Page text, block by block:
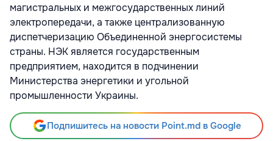
магистральных и межгосударственных линий
электропередачи, а также централизованную
диспетчеризацию Объединенной энергосистемы
страны. НЭК является государственным
предприятием, находится в подчинении
Министерства энергетики и угольной
промышленности Украины.
Подпишитесь на новости Point.md в Google